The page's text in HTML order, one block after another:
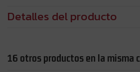
Detalles del producto
16 otros productos en la misma